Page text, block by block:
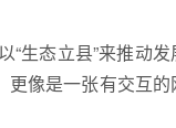
“生态立县”来推动
像是一张有交互